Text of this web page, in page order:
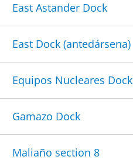
East Astander Dock
East Dock (antedársena)
Equipos Nucleares Dock
Gamazo Dock
Maliaño section 8